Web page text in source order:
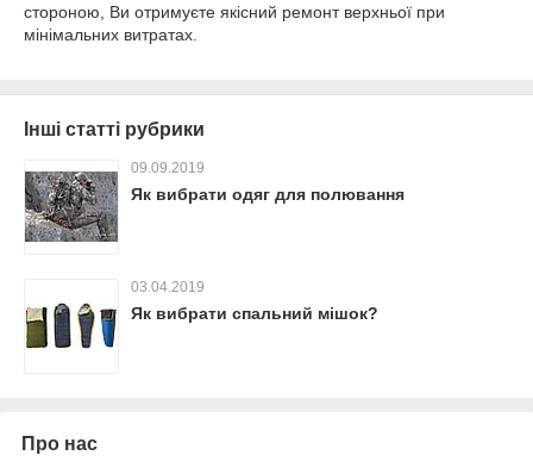
стороною, Ви отримуєте якісний ремонт верхньої при
мінімальних витратах.
Інші статті рубрики
09.09.2019
Як вибрати одяг для полювання
03.04.2019
Як вибрати спальний мішок?
Про нас